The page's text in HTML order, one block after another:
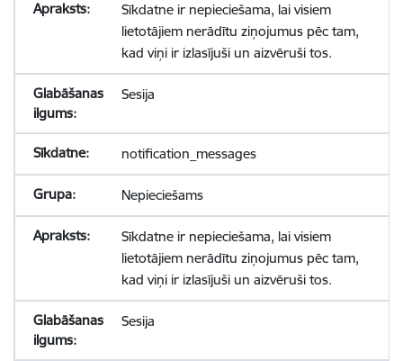
Sīkdatne ir nepieciešama, lai visiem
lietotājiem nerādītu ziņojumus pēc tam,
kad viņi ir izlasījuši un aizvēruši tos.
Sesija
notification_messages
Nepieciešams
Sīkdatne ir nepieciešama, lai visiem
lietotājiem nerādītu ziņojumus pēc tam,
kad viņi ir izlasījuši un aizvēruši tos.
Sesija